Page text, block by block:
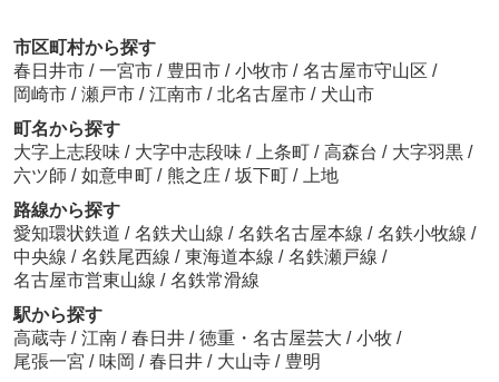
市区町村から探す
春日井市 / 一宮市 / 豊田市 / 小牧市 / 名古屋市守山区 /
岡崎市 / 瀬戸市 / 江南市 / 北名古屋市 / 犬山市
町名から探す
大字上志段味 / 大字中志段味 / 上条町 / 高森台 / 大字羽黒 /
六ツ師 / 如意申町 / 熊之庄 / 坂下町 /
上地
路線から探す
愛知環状鉄道 / 名鉄犬山線 / 名鉄名古屋本線 / 名鉄小牧線 /
中央線 / 名鉄尾西線 / 東海道本線 / 名鉄瀬戸線 /
名古屋市営東山線 / 名鉄常滑線
駅から探す
高蔵寺 / 江南 / 春日井 / 徳重・名古屋芸大 / 小牧 /
尾張一宮 / 味岡 / 春日井 / 大山寺 / 豊明